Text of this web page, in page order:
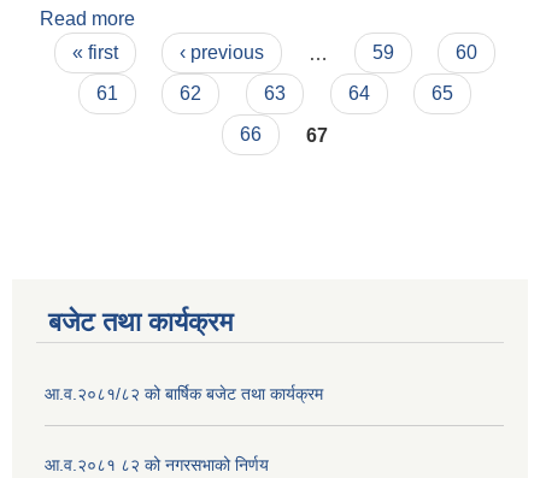
Read more
Pages
« first ‹ previous 59
60
61
62 63 64
65
66
67
बजेट तथा कार्यक्रम
आ.व.२०८१/८२ को बार्षिक बजेट तथा कार्यक्रम
आ.व.२०८१ ८२ को नगरसभाको निर्णय